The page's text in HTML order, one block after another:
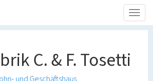
C. & F. Tosetti